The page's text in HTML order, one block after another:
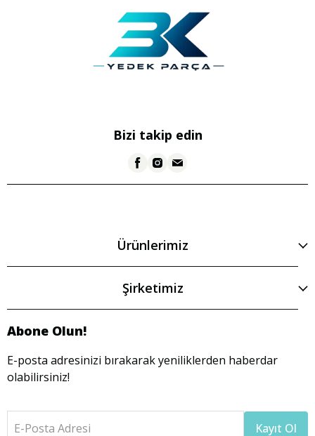
Bizi takip edin
Ürünlerimiz
Şirketimiz
Abone Olun!
E-posta adresinizi bırakarak yeniliklerden haberdar
olabilirsiniz!
E-Posta Adresi Kayıt Ol